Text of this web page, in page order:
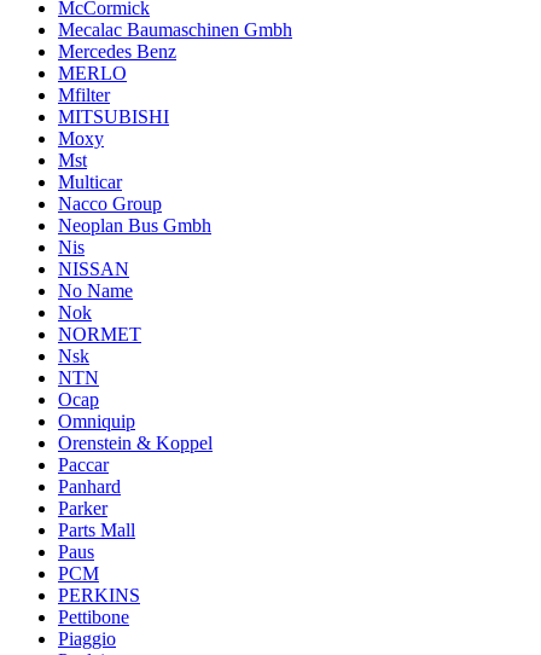
McCormick
Mecalac Baumaschinen Gmbh
Mercedes Benz
MERLO
Mfilter
MITSUBISHI
Moxy
Mst
Multicar
Nacco Group
Neoplan Bus Gmbh
Nis
NISSAN
No Name
Nok
NORMET
Nsk
NTN
Ocap
Omniquip
Orenstein & Koppel
Paccar
Panhard
Parker
Parts Mall
Paus
PCM
PERKINS
Pettibone
Piaggio